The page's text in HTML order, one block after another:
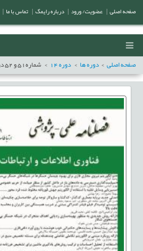
صفحه اصلی دوره ها دوره14 شماره51و52
صفحه اصلی عضویت/ ورود درباره رایمگ تماس با ما